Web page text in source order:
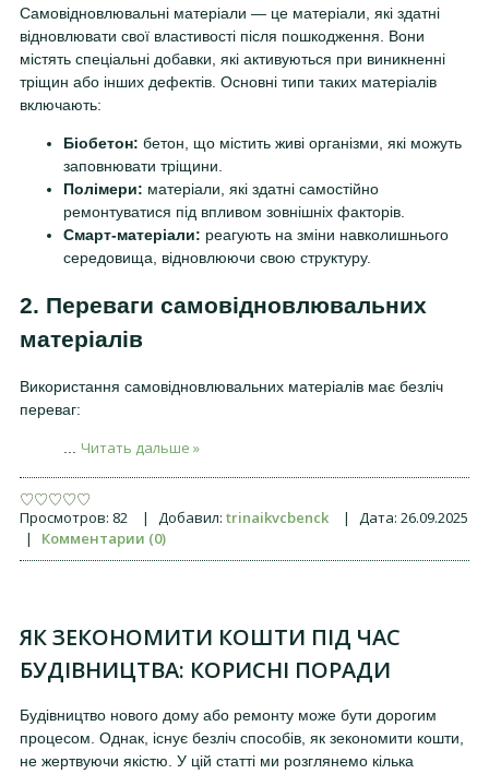
Самовідновлювальні матеріали — це матеріали, які здатні
відновлювати свої властивості після пошкодження. Вони
містять спеціальні добавки, які активуються при виникненні
тріщин або інших дефектів. Основні типи таких матеріалів
включають:
Біобетон: бетон, що містить живі організми, які можуть
заповнювати тріщини.
Полімери: матеріали, які здатні самостійно
ремонтуватися під впливом зовнішніх факторів.
Смарт-матеріали: реагують на зміни навколишнього
середовища, відновлюючи свою структуру.
2. Переваги самовідновлювальних
матеріалів
Використання самовідновлювальних матеріалів має безліч
переваг:
Читать дальше »
Просмотров: 82 | Добавил: trinaikvcbenck | Дата: 26.09.2025
|
Комментарии (0)
ЯК ЗЕКОНОМИТИ КОШТИ ПІД ЧАС
БУДІВНИЦТВА: КОРИСНІ ПОРАДИ
Будівництво нового дому або ремонту може бути дорогим
процесом. Однак, існує безліч способів, як зекономити кошти,
не жертвуючи якістю. У цій статті ми розглянемо кілька